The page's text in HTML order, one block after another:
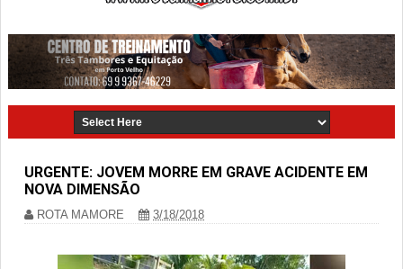
URGENTE: JOVEM MORRE EM GRAVE ACIDENTE EM
NOVA DIMENSÃO
ROTA MAMORE 3/18/2018